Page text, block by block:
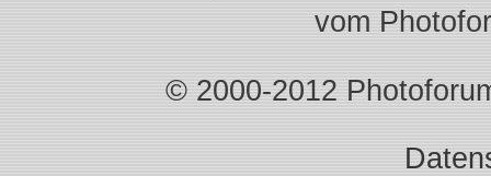
vom
© 2000-2012